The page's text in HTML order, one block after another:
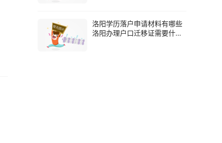
洛阳学历落户申请材料有哪些
洛阳办理户口迁移证需要什么